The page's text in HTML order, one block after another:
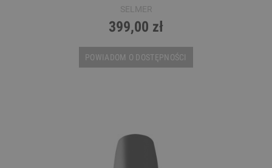
SELMER
399,00 zł
POWIADOM O DOSTĘPNOŚCI